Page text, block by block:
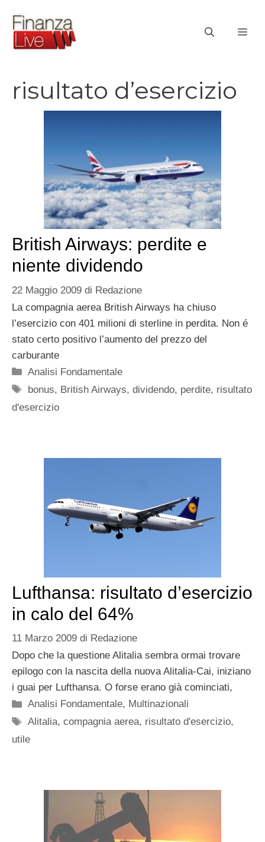
contenuto
risultato d’esercizio
British Airways: perdite e
niente dividendo
22 Maggio 2009 di Redazione
La compagnia aerea British Airways ha chiuso
l’esercizio con 401 milioni di sterline in perdita. Non é
stato certo positivo l’aumento del prezzo del
carburante
Categorie
Analisi Fondamentale
Tag
bonus, British Airways,dividendo, perdite, risultato
d'esercizio
Lufthansa: risultato d’esercizio
in calo del 64%
11 Marzo 2009 di Redazione
Dopo che la questione Alitalia sembra ormai trovare
epilogo con la nascita della nuova Alitalia-Cai, iniziano
i guai per Lufthansa. O forse erano già cominciati,
Categorie
Analisi Fondamentale, Multinazionali
Tag
Alitalia,compagnia aerea, risultato d'esercizio,
utile